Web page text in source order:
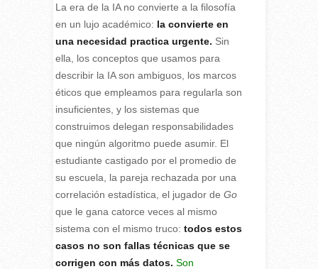
La era de la IA no convierte a la filosofía
en un lujo académico: la convierte en
una necesidad practica urgente. Sin
ella, los conceptos que usamos para
describir la IA son ambiguos, los marcos
éticos que empleamos para regularla son
insuficientes, y los sistemas que
construimos delegan responsabilidades
que ningún algoritmo puede asumir. El
estudiante castigado por el promedio de
su escuela, la pareja rechazada por una
correlación estadística, el jugador de Go
que le gana catorce veces al mismo
sistema con el mismo truco: todos estos
casos no son fallas técnicas que se
corrigen con más datos. Son